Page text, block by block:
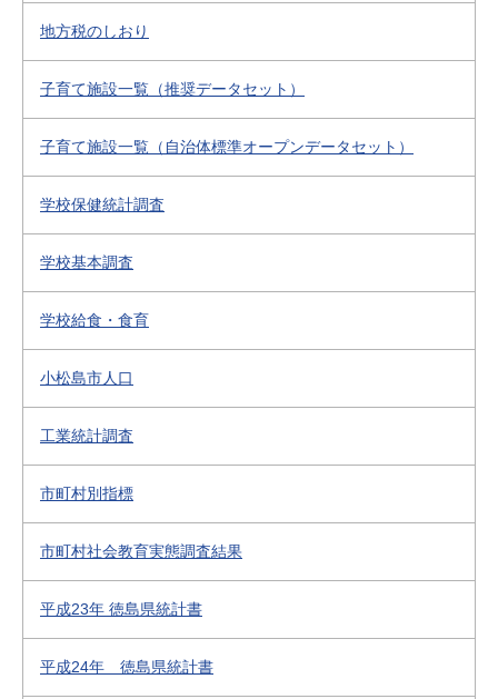
地方税のしおり
子育て施設一覧（推奨データセット）
子育て施設一覧（自治体標準オープンデータセット）
学校保健統計調査
学校基本調査
学校給食・食育
小松島市人口
工業統計調査
市町村別指標
市町村社会教育実態調査結果
平成23年 徳島県統計書
平成24年 徳島県統計書